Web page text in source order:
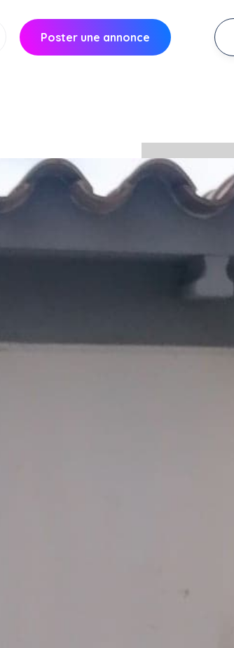
Poster une annonce
2 annonces
Je prête un